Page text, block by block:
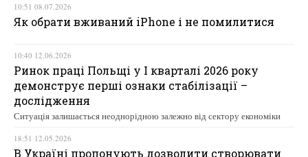
10:51 08.07.2026
Як обрати вживаний iPhone і не помилитися
10:40 12.06.2026
Ринок праці Польщі у І кварталі 2026 року
демонструє перші ознаки стабілізації –
дослідження
Ситуація залишається неоднорідною залежно від сектору економіки
18:51 12.05.2026
В Україні пропонують дозволити створювати